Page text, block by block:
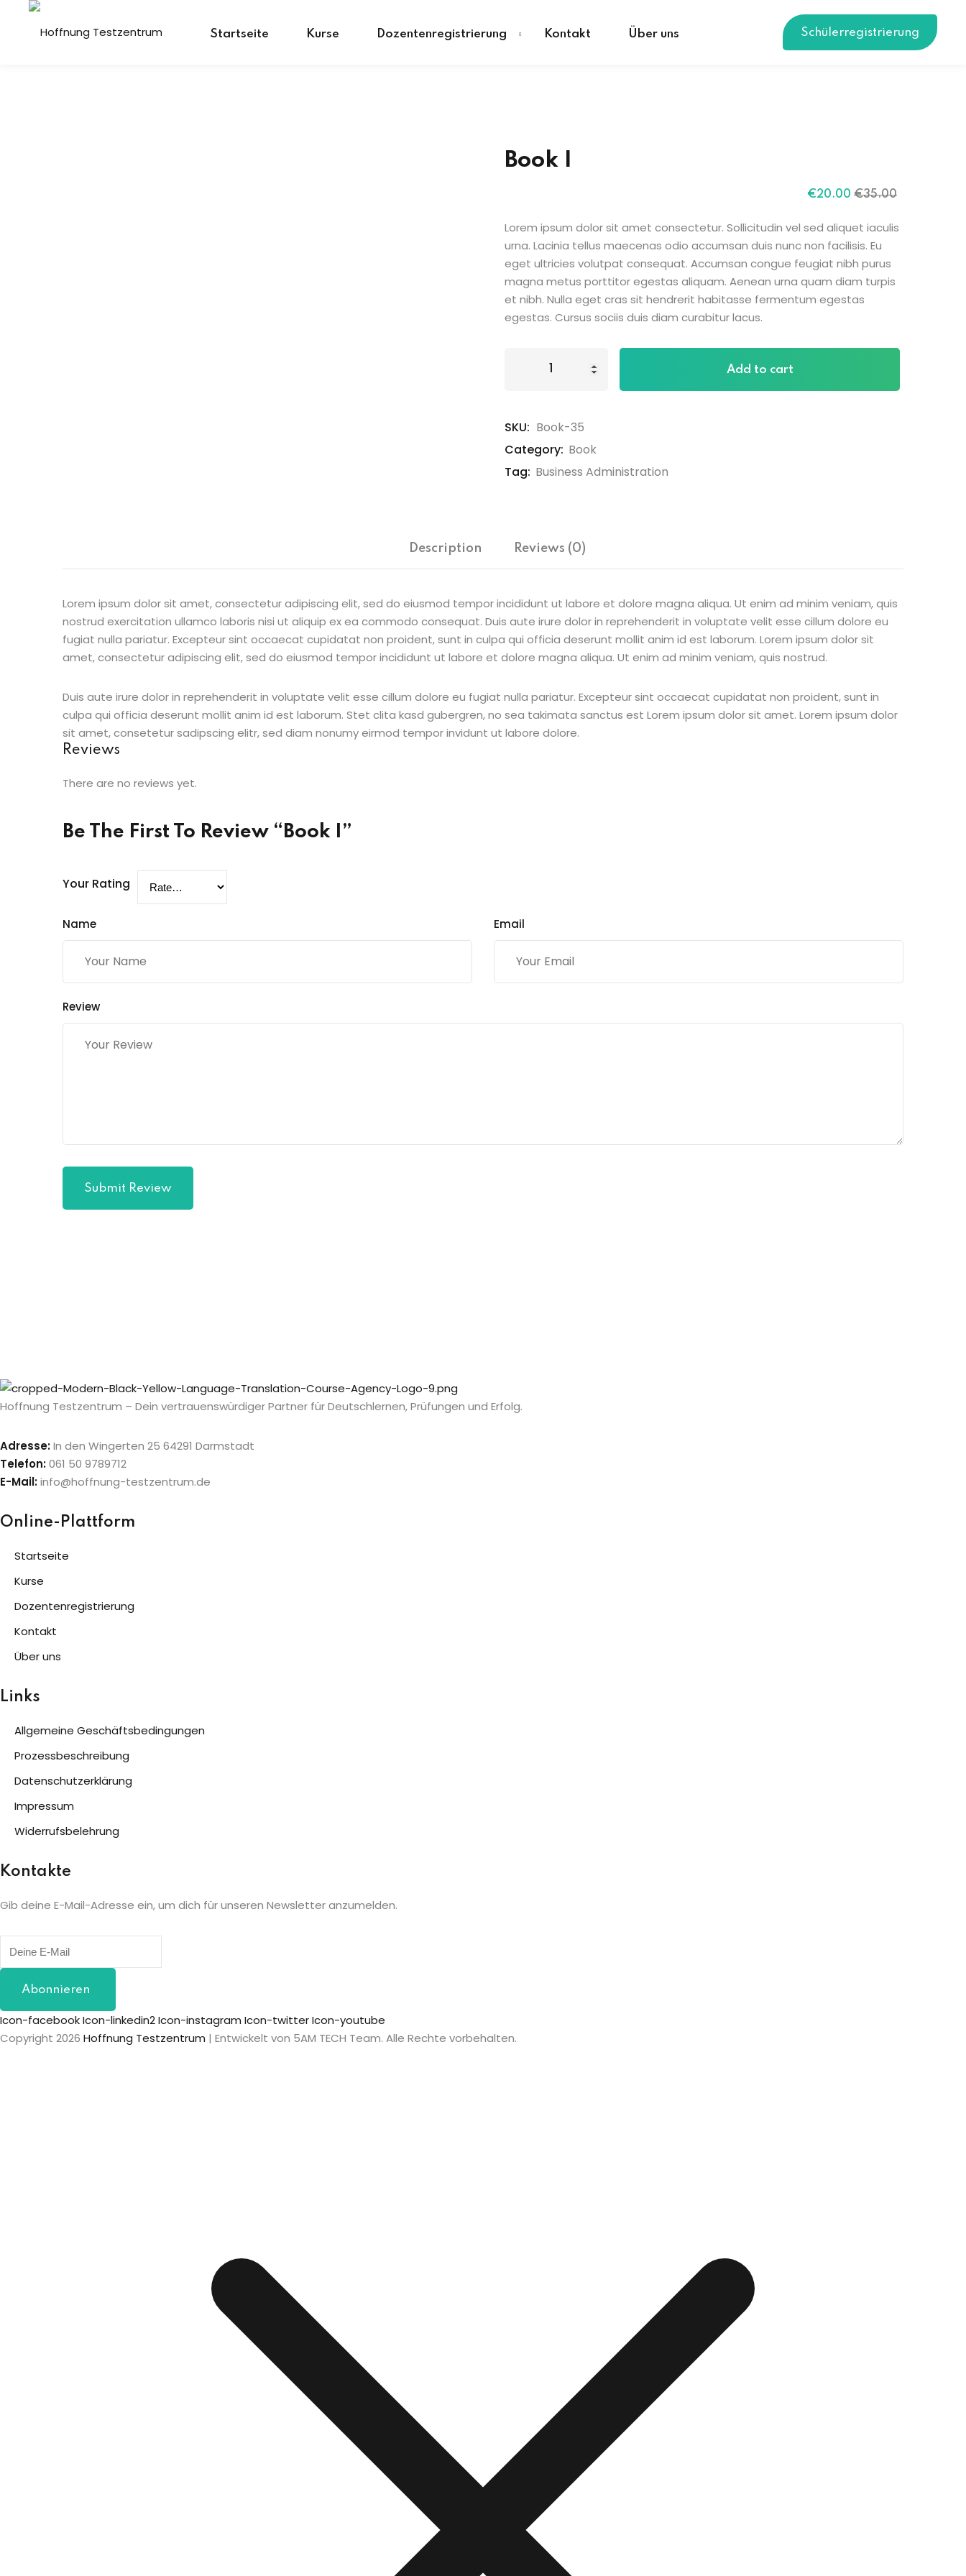
Startseite Kurse Dozentenregistrierung Kontakt Über uns Schülerregistrierung
Book I
€35.00
€20.00
Lorem ipsum dolor sit amet consectetur. Sollicitudin vel sed aliquet iaculis
urna. Lacinia tellus maecenas odio accumsan duis nunc non facilisis. Eu
eget ultricies volutpat consequat. Accumsan congue feugiat nibh purus
magna metus porttitor egestas aliquam. Aenean urna quam diam turpis
et nibh. Nulla eget cras sit hendrerit habitasse fermentum egestas
egestas. Cursus sociis duis diam curabitur lacus.
Add to cart
SKU: Book-35
Category: Book
Tag: Business Administration
Description Reviews (0)
Lorem ipsum dolor sit amet, consectetur adipiscing elit, sed do eiusmod tempor incididunt ut labore et dolore magna aliqua. Ut enim ad minim veniam, quis
nostrud exercitation ullamco laboris nisi ut aliquip ex ea commodo consequat. Duis aute irure dolor in reprehenderit in voluptate velit esse cillum dolore eu
fugiat nulla pariatur. Excepteur sint occaecat cupidatat non proident, sunt in culpa qui officia deserunt mollit anim id est laborum. Lorem ipsum dolor sit
amet, consectetur adipiscing elit, sed do eiusmod tempor incididunt ut labore et dolore magna aliqua. Ut enim ad minim veniam, quis nostrud.
Duis aute irure dolor in reprehenderit in voluptate velit esse cillum dolore eu fugiat nulla pariatur. Excepteur sint occaecat cupidatat non proident, sunt in
culpa qui officia deserunt mollit anim id est laborum. Stet clita kasd gubergren, no sea takimata sanctus est Lorem ipsum dolor sit amet. Lorem ipsum dolor
sit amet, consetetur sadipscing elitr, sed diam nonumy eirmod tempor invidunt ut labore dolore.
Reviews
There are no reviews yet.
Be The First To Review “Book I”
Your Rating
Name Email
Review
Submit Review
Hoffnung Testzentrum – Dein vertrauenswürdiger Partner für Deutschlernen, Prüfungen und Erfolg.
Adresse:In den Wingerten 25 64291 Darmstadt
Telefon:061 50 9789712
E-Mail:info@hoffnung-testzentrum.de
Online-Plattform
Startseite
Kurse
Dozentenregistrierung
Kontakt
Über uns
Links
Allgemeine Geschäftsbedingungen
Prozessbeschreibung
Datenschutzerklärung
Impressum
Widerrufsbelehrung
Kontakte
Gib deine E-Mail-Adresse ein, um dich für unseren Newsletter anzumelden.
Abonnieren
Icon-facebookIcon-linkedin2Icon-instagram Icon-twitterIcon-youtube
Copyright 2026 Hoffnung Testzentrum | Entwickelt von 5AM TECH Team. Alle Rechte vorbehalten.
Lost your password?
Sign up